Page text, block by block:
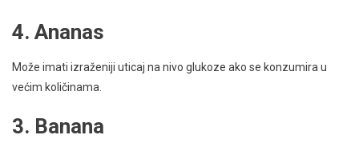
4. Ananas
Može imati izraženiji uticaj na nivo glukoze ako se konzumira u
većim količinama.
3. Banana